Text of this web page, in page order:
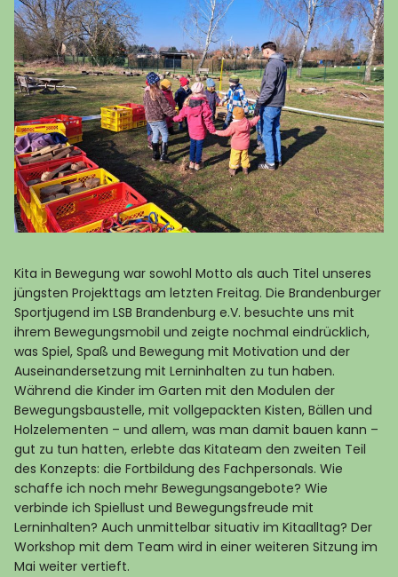
Kita in Bewegung war sowohl Motto als auch Titel unseres
jüngsten Projekttags am letzten Freitag. Die Brandenburger
Sportjugend im LSB Brandenburg e.V. besuchte uns mit
ihrem Bewegungsmobil und zeigte nochmal eindrücklich,
was Spiel, Spaß und Bewegung mit Motivation und der
Auseinandersetzung mit Lerninhalten zu tun haben.
Während die Kinder im Garten mit den Modulen der
Bewegungsbaustelle, mit vollgepackten Kisten, Bällen und
Holzelementen – und allem, was man damit bauen kann –
gut zu tun hatten, erlebte das Kitateam den zweiten Teil
des Konzepts: die Fortbildung des Fachpersonals. Wie
schaffe ich noch mehr Bewegungsangebote? Wie
verbinde ich Spiellust und Bewegungsfreude mit
Lerninhalten? Auch unmittelbar situativ im Kitaalltag? Der
Workshop mit dem Team wird in einer weiteren Sitzung im
Mai weiter vertieft.